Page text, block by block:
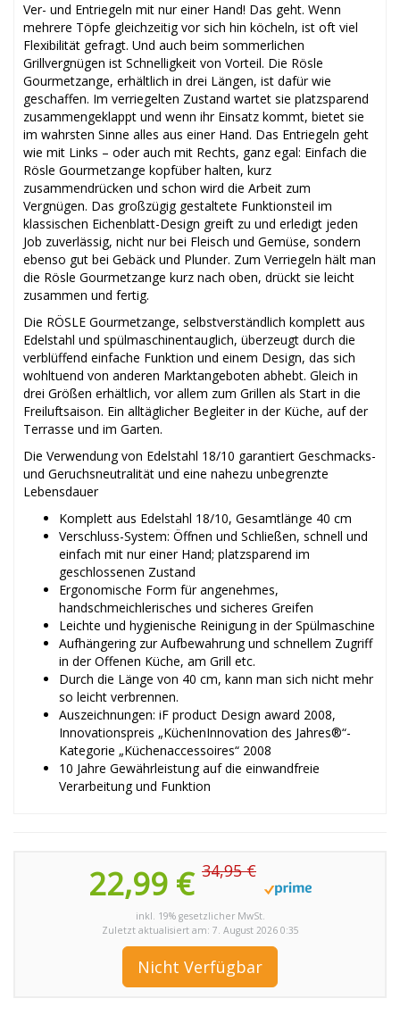
Ver- und Entriegeln mit nur einer Hand! Das geht. Wenn
mehrere Töpfe gleichzeitig vor sich hin köcheln, ist oft viel
Flexibilität gefragt. Und auch beim sommerlichen
Grillvergnügen ist Schnelligkeit von Vorteil. Die Rösle
Gourmetzange, erhältlich in drei Längen, ist dafür wie
geschaffen. Im verriegelten Zustand wartet sie platzsparend
zusammengeklappt und wenn ihr Einsatz kommt, bietet sie
im wahrsten Sinne alles aus einer Hand. Das Entriegeln geht
wie mit Links – oder auch mit Rechts, ganz egal: Einfach die
Rösle Gourmetzange kopfüber halten, kurz
zusammendrücken und schon wird die Arbeit zum
Vergnügen. Das großzügig gestaltete Funktionsteil im
klassischen Eichenblatt-Design greift zu und erledigt jeden
Job zuverlässig, nicht nur bei Fleisch und Gemüse, sondern
ebenso gut bei Gebäck und Plunder. Zum Verriegeln hält man
die Rösle Gourmetzange kurz nach oben, drückt sie leicht
zusammen und fertig.
Die RÖSLE Gourmetzange, selbstverständlich komplett aus
Edelstahl und spülmaschinentauglich, überzeugt durch die
verblüffend einfache Funktion und einem Design, das sich
wohltuend von anderen Marktangeboten abhebt. Gleich in
drei Größen erhältlich, vor allem zum Grillen als Start in die
Freiluftsaison. Ein alltäglicher Begleiter in der Küche, auf der
Terrasse und im Garten.
Die Verwendung von Edelstahl 18/10 garantiert Geschmacks-
und Geruchsneutralität und eine nahezu unbegrenzte
Lebensdauer
Komplett aus Edelstahl 18/10, Gesamtlänge 40 cm
Verschluss-System: Öffnen und Schließen, schnell und
einfach mit nur einer Hand; platzsparend im
geschlossenen Zustand
Ergonomische Form für angenehmes,
handschmeichlerisches und sicheres Greifen
Leichte und hygienische Reinigung in der Spülmaschine
Aufhängering zur Aufbewahrung und schnellem Zugriff
in der Offenen Küche, am Grill etc.
Durch die Länge von 40 cm, kann man sich nicht mehr
so leicht verbrennen.
Auszeichnungen: iF product Design award 2008,
Innovationspreis „KüchenInnovation des Jahres®“-
Kategorie „Küchenaccessoires“ 2008
10 Jahre Gewährleistung auf die einwandfreie
Verarbeitung und Funktion
22,99 € 34,95 €
inkl. 19% gesetzlicher MwSt.
Zuletzt aktualisiert am: 7. August 2026 0:35
Nicht Verfügbar